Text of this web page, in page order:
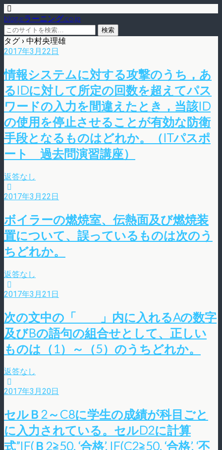
blog.eラーニング.co.jp
タグ › 中村央理雄
2017年3月22日
情報システムに対する攻撃のうち，あ
るIDに対して所定の回数を超えてパス
ワードの入力を間違えたとき，当該ID
の使用を停止させることが有効な防衛
手段となるものはどれか。（ITパスポ
ート 過去問演習講座）
返答なし
2017年3月22日
ボイラーの燃焼室、伝熱面及び燃焼装
置について、誤っているものは次のう
ちどれか。
返答なし
2017年3月21日
次の文中の「 」内に入れるAの数字
及びBの語句の組合せとして、正しい
ものは（1）～（5）のうちどれか。
返答なし
2017年3月20日
セルＢ2～C8に学生の成績が科目ごと
に入力されている。セルD2に計算
式”IF(Ｂ2≧50, ‘合格’, IF(C2≧50, ‘合格’, ‘不